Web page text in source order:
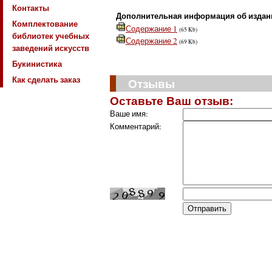
Контакты
Комплектование
библиотек учебных
заведений искусств
Букинистика
Как сделать заказ
Дополнительная информация об
Содержание 1 (65 Kb)
Содержание 2 (69 Kb)
Отзывы
Оставьте Ваш отзыв:
Ваше имя:
Комментарий: